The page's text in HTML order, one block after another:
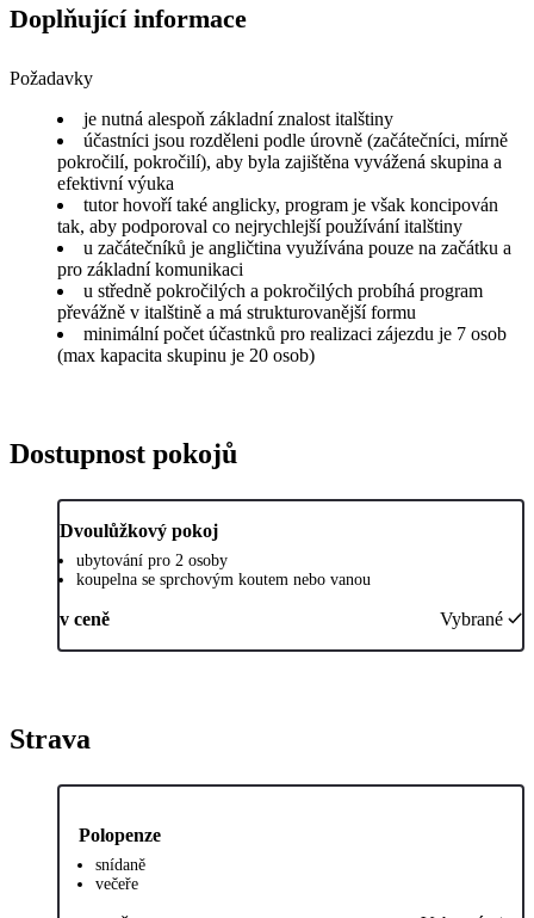
Doplňující informace
Požadavky
je nutná alespoň základní znalost italštiny
účastníci jsou rozděleni podle úrovně (začátečníci, mírně
pokročilí, pokročilí), aby byla zajištěna vyvážená skupina a
efektivní výuka
tutor hovoří také anglicky, program je však koncipován
tak, aby podporoval co nejrychlejší používání italštiny
u začátečníků je angličtina využívána pouze na začátku a
pro základní komunikaci
u středně pokročilých a pokročilých probíhá program
převážně v italštině a má strukturovanější formu
minimální počet účastnků pro realizaci zájezdu je 7 osob
(max kapacita skupinu je 20 osob)
Dostupnost pokojů
Dvoulůžkový pokoj
ubytování pro 2 osoby
koupelna se sprchovým koutem nebo vanou
v ceně Vybrané
Strava
Polopenze
snídaně
večeře